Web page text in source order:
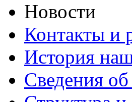
Новости
Контакты и
История
Сведения об